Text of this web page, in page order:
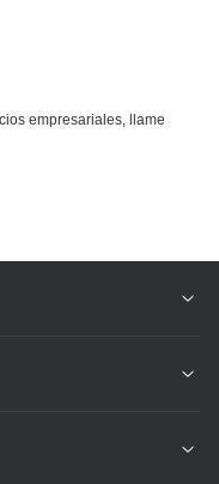
empresariales, llame